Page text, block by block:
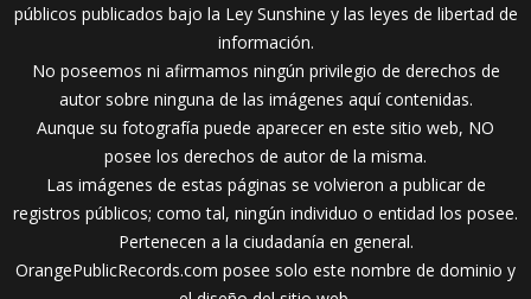
públicos publicados bajo la Ley Sunshine y las leyes de libertad de
información.
No poseemos ni afirmamos ningún privilegio de derechos de
autor sobre ninguna de las imágenes aquí contenidas.
Aunque su fotografía puede aparecer en este sitio web, NO
posee los derechos de autor de la misma.
Las imágenes de estas páginas se volvieron a publicar de
registros públicos; como tal, ningún individuo o entidad los posee.
Pertenecen a la ciudadanía en general.
OrangePublicRecords.com posee solo este nombre de dominio y